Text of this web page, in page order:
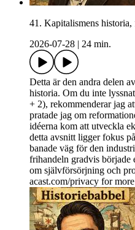
41. Kapitalismens historia,
2026-07-28
24 min.
Detta är den andra delen
historia. Om du inte
+ 2), rekommenderar jag
pratade jag om
idéerna kom att utveckla
detta avsnitt ligger fokus
banade väg för den
frihandeln gradvis började
om självförsörjning och
acast.com/privacy for